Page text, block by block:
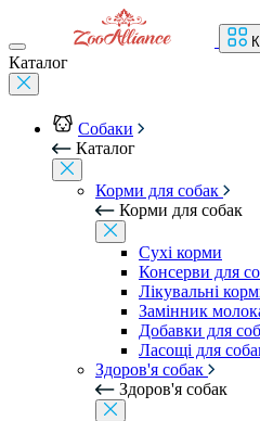
Каталог
Собаки
Каталог
Корми для собак
Корми для собак
Сухі корми
Консерви для
Лікувальні
Замінник
Добавки для
Ласощі для
Здоров'я собак
Здоров'я собак